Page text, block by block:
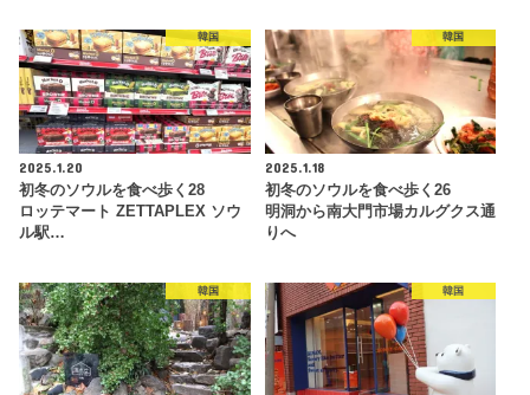
韓国
2025.1.20
初冬のソウルを食べ歩く28
ロッテマート ZETTAPLEX ソウ
ル駅…
韓国
2025.1.18
初冬のソウルを食べ歩く26
明洞から南大門市場カルグクス通
りへ
韓国 韓国